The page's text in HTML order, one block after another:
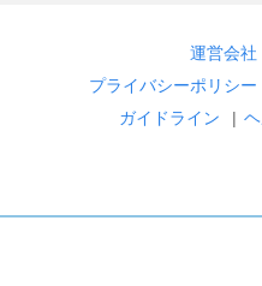
運営会社
プライバシーポリシー
ガイドライン
|